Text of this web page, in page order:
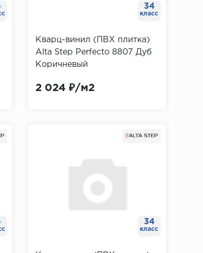
34
класс
Кварц-винил (ПВХ плитка)
Alta Step Perfecto 8807 Дуб
Коричневый
2 024 ₽/м2
34
класс